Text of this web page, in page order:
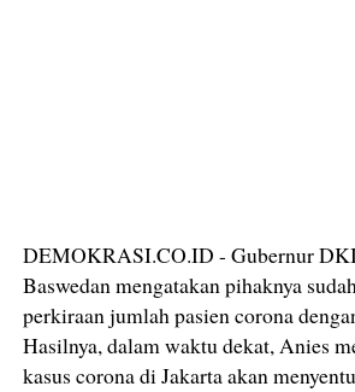
DEMOKRASI.CO.ID - Gubernur
Baswedan mengatakan pihaknya
perkiraan jumlah pasien corona
Hasilnya, dalam waktu dekat, Anies
kasus corona di Jakarta akan